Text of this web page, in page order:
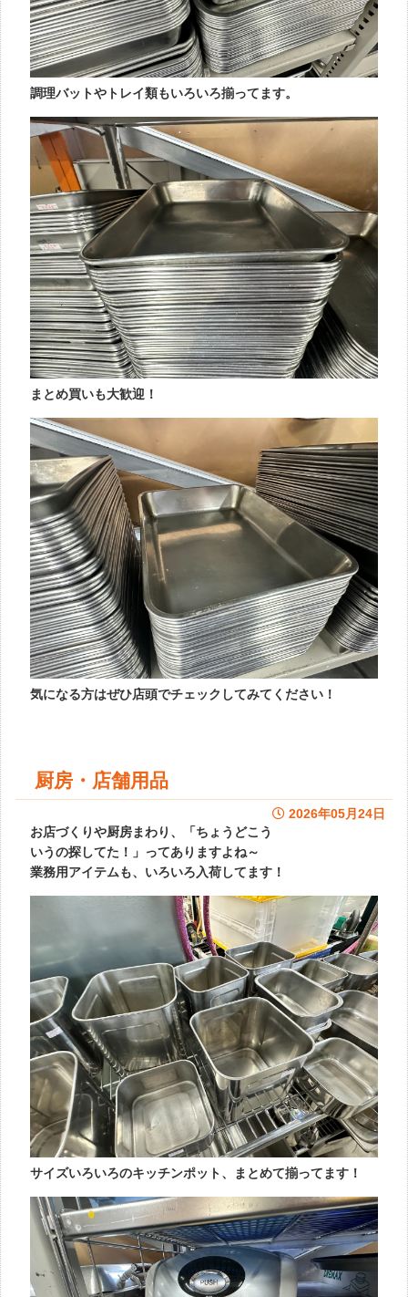
調理バットやトレイ類もいろいろ揃ってます。
まとめ買いも大歓迎！
気になる方はぜひ店頭でチェックしてみてください！
厨房・店舗用品
2026年05月24日
お店づくりや厨房まわり、「ちょうどこう
いうの探してた！」ってありますよね～
業務用アイテムも、いろいろ入荷してます！
サイズいろいろのキッチンポット、まとめて揃ってます！